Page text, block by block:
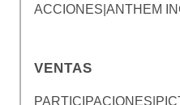
ACCIONES|ANTHEM
VENTAS